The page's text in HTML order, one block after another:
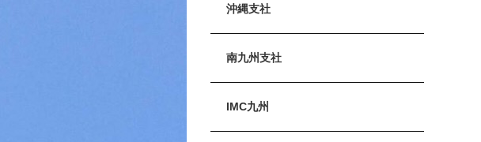
沖縄支社
南九州支社
IMC九州